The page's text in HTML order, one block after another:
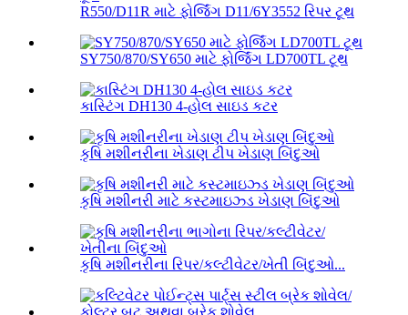
R550/D11R માટે ફોર્જિંગ D11/6Y3552 રિપર ટૂથ
SY750/870/SY650 માટે ફોર્જિંગ LD700TL ટૂથ
કાસ્ટિંગ DH130 4-હોલ સાઇડ કટર
કૃષિ મશીનરીના ખેડાણ ટીપ ખેડાણ બિંદુઓ
કૃષિ મશીનરી માટે કસ્ટમાઇઝ્ડ ખેડાણ બિંદુઓ
કૃષિ મશીનરીના રિપર/કલ્ટીવેટર/ખેતી બિંદુઓ...